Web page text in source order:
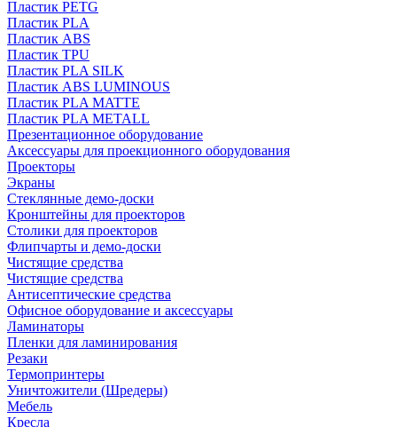
Пластик PETG
Пластик PLA
Пластик ABS
Пластик TPU
Пластик PLA SILK
Пластик ABS LUMINOUS
Пластик PLA MATTE
Пластик PLA METALL
Презентационное оборудование
Аксессуары для проекционного оборудования
Проекторы
Экраны
Стеклянные демо-доски
Кронштейны для проекторов
Столики для проекторов
Флипчарты и демо-доски
Чистящие средства
Чистящие средства
Антисептические средства
Офисное оборудование и аксессуары
Ламинаторы
Пленки для ламинирования
Резаки
Термопринтеры
Уничтожители (Шредеры)
Мебель
Кресла